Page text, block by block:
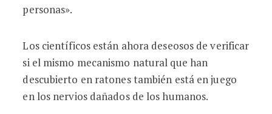
personas».
Los científicos están ahora deseosos de verificar
si el mismo mecanismo natural que han
descubierto en ratones también está en juego
en los nervios dañados de los humanos.